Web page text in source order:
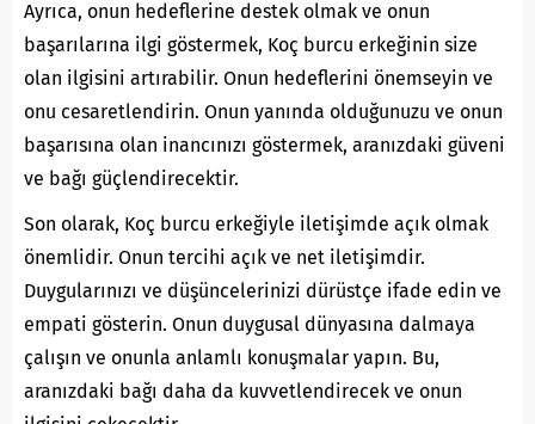
Ayrıca, onun hedeflerine destek olmak ve onun
başarılarına ilgi göstermek, Koç burcu erkeğinin size
olan ilgisini artırabilir. Onun hedeflerini önemseyin ve
onu cesaretlendirin. Onun yanında olduğunuzu ve onun
başarısına olan inancınızı göstermek, aranızdaki güveni
ve bağı güçlendirecektir.
Son olarak, Koç burcu erkeğiyle iletişimde açık olmak
önemlidir. Onun tercihi açık ve net iletişimdir.
Duygularınızı ve düşüncelerinizi dürüstçe ifade edin ve
empati gösterin. Onun duygusal dünyasına dalmaya
çalışın ve onunla anlamlı konuşmalar yapın. Bu,
aranızdaki bağı daha da kuvvetlendirecek ve onun